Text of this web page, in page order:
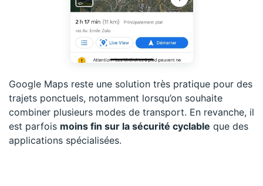
Google Maps reste une solution très pratique pour des
trajets ponctuels, notamment lorsqu’on souhaite
combiner plusieurs modes de transport. En revanche, il
est parfois moins fin sur la sécurité cyclable que des
applications spécialisées.